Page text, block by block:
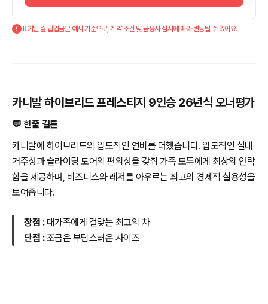
표기된 월 납입금은 예시 기준으로, 계약 조건 및 금융사 심사에 따라 변동될 수 있어요.
카니발 하이브리드 프레스티지 9인승 26년식 오너평가
💬 한줄 결론
카니발에 하이브리드의 압도적인 연비를 더했습니다. 압도적인 실내
거주성과 슬라이딩 도어의 편의성을 갖춰 가족 모두에게 최상의 안락
함을 제공하며, 비즈니스와 레저를 아우르는 최고의 경제적 실용성을
보여줍니다.
장점 : 대가족에게 걸맞는 최고의 차
단점 :조금은 부담스러운 사이즈